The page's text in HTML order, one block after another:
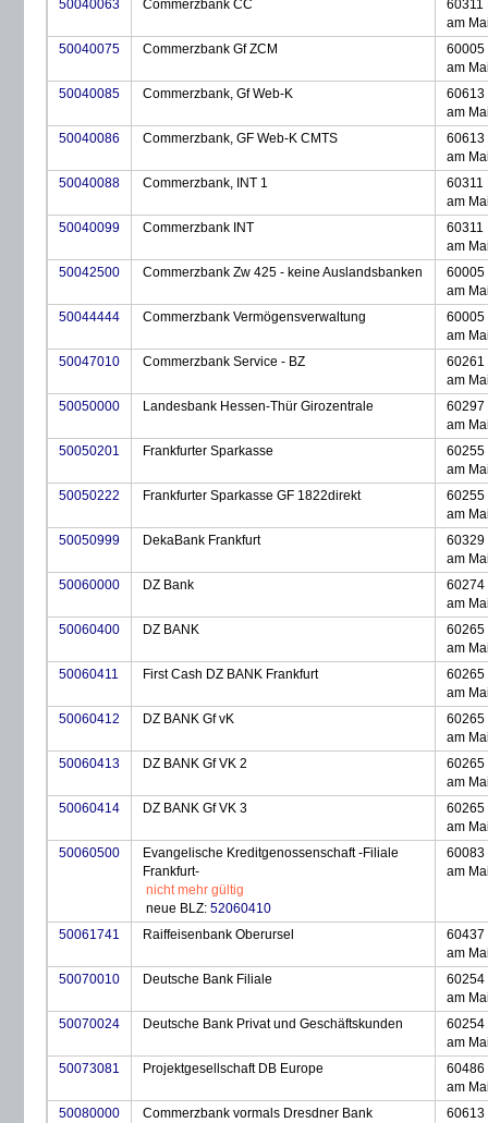
50040063 Commerzbank CC
60311
am
50040075
Commerzbank Gf ZCM
60005
am
50040085
Commerzbank, Gf Web-K
60613
am
50040086
Commerzbank, GF Web-K CMTS
60613
am
50040088
Commerzbank, INT 1
60311
am
50040099
Commerzbank INT
60311
am
50042500
Commerzbank Zw 425 - keine Auslandsbanken
60005
am
50044444
Commerzbank Vermögensverwaltung
60005
am
50047010
Commerzbank Service - BZ
60261
am
50050000
Landesbank Hessen-Thür Girozentrale
60297
am
50050201
Frankfurter Sparkasse
60255
am
50050222
Frankfurter Sparkasse GF 1822direkt
60255
am
50050999
DekaBank Frankfurt
60329
am
50060000
DZ Bank
60274
am
50060400
DZ BANK
60265
am
50060411
First Cash DZ BANK Frankfurt
60265
am
50060412
DZ BANK Gf vK
60265
am
50060413
DZ BANK Gf VK 2
60265
am
50060414
DZ BANK Gf VK 3
60265
am
50060500
Evangelische Kreditgenossenschaft -Filiale
Frankfurt-
nicht mehr gültig
neue BLZ: 52060410
60083
am
50061741 Raiffeisenbank Oberursel
60437
am
50070010
Deutsche Bank Filiale
60254
am
50070024
Deutsche Bank Privat und Geschäftskunden
60254
am
50073081
Projektgesellschaft DB Europe
60486
am
50080000
Commerzbank vormals Dresdner Bank
60613